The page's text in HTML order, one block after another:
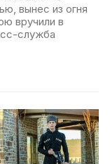
вынес из огня
вручили в
служба